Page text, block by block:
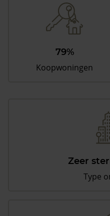
79%
Koopwoningen
Zeer
Type